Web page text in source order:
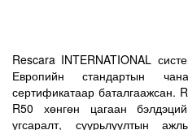
Rescara INTERNATIONAL
Европийн стандартын
сертификатаар баталгаажсан.
R50 хөнгөн цагаан
угсаралт, суурьлуултын